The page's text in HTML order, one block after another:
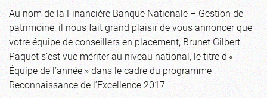
Au nom de la Financière Banque Nationale – Gestion de
patrimoine, il nous fait grand plaisir de vous annoncer que
votre équipe de conseillers en placement, Brunet Gilbert
Paquet s’est vue mériter au niveau national, le titre d’«
Équipe de l’année » dans le cadre du programme
Reconnaissance de l’Excellence 2017.